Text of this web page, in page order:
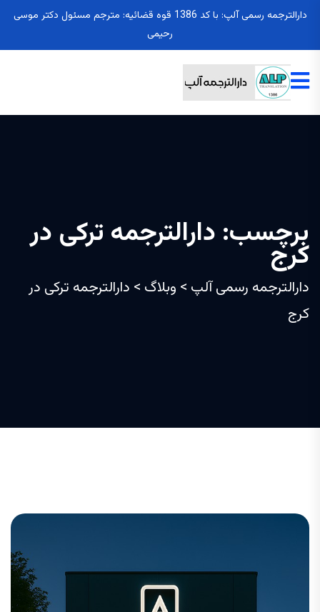
دارالترجمه رسمی آلپ: با کد 1386 قوه قضائیه: مترجم مسئول دکتر موسی
رحیمی
برچسب: دارالترجمه ترکی در
کرج
دارالترجمه رسمی آلپ > وبلاگ > دارالترجمه ترکی در
کرج